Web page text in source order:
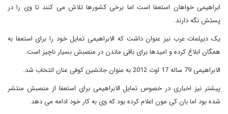
ابراهیمی خواهان استعفا است اما برخی کشورها تلاش می کنند تا وی را در
پستش نگه دارند.
یک دیپلمات عرب نیز عنوان داشت که الابراهیمی تمایل خود را برای استعفا به
همگان ابلاغ کرده و امیدها برای باقی ماندن در منصبش بسیار ناچیز است.
الابراهیمی 79 ساله 17 اوت 2012 به عنوان جانشین کوفی عنان انتخاب شد.
پیشتر نیز اخباری در خصوص تمایل الابراهیمی برای استعفا از منصبش منتشر
شده بود اما بان کی مون اعلام کرده بود که وی به کار خود ادامه می دهد.